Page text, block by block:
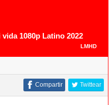
1080p Latino 2022
LMHD
Twittear
Compartir